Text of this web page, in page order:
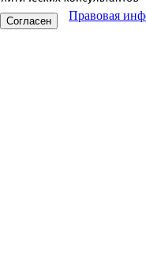
Согласен Правовая